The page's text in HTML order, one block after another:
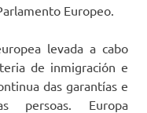
Europeo.
levada a cabo
de inmigración e
das garantías e
persoas. Europa